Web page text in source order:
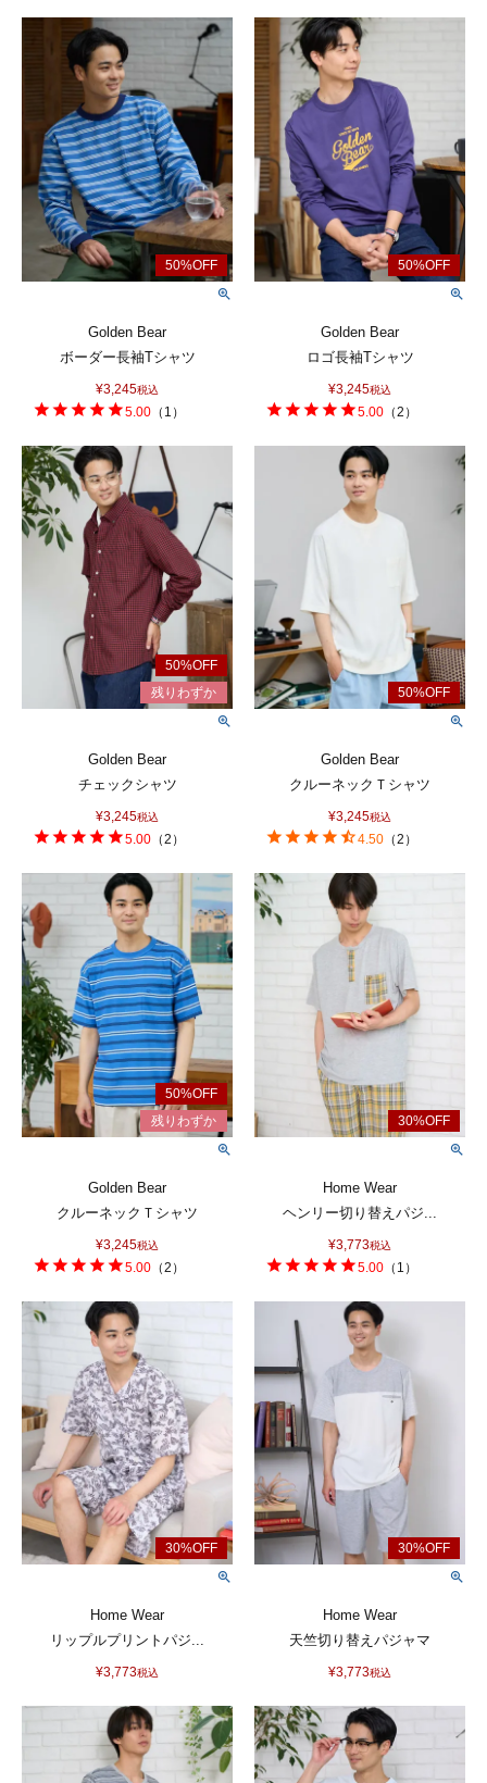
Golden Bear
ボーダー長袖Tシャツ
¥3,245税込
5.00 （ 1 ）
Golden Bear
ロゴ長袖Tシャツ
¥3,245税込
5.00 （2 ）
Golden Bear
チェックシャツ
¥3,245税込
5.00 （2 ）
Golden Bear
クルーネックＴシャツ
¥3,245税込
4.50 （2 ）
Golden Bear
クルーネックＴシャツ
¥3,245税込
5.00 （2 ）
Home Wear
ヘンリー切り替えパジ...
¥3,773税込
5.00 （ 1 ）
Home Wear
リップルプリントパジ...
¥3,773税込
Home Wear
天竺切り替えパジャマ
¥3,773税込